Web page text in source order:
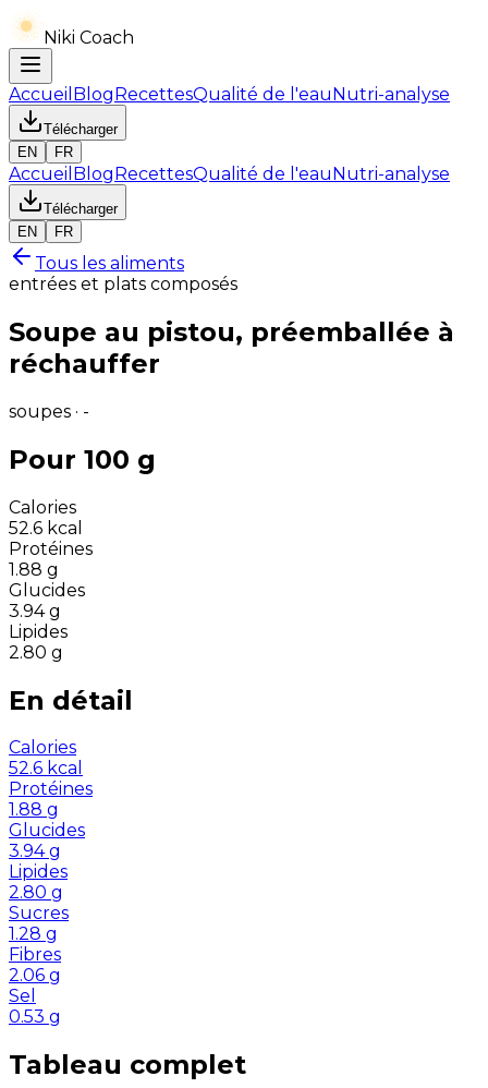
Niki Coach
Accueil BlogRecettesQualité de l'eauNutri-analyse
Télécharger
EN
FR
Accueil BlogRecettesQualité de l'eauNutri-analyse
Télécharger
EN
FR
Tous les aliments
entrées et plats composés
Soupe au pistou, préemballée à
réchauffer
soupes · -
Pour 100 g
Calories
52.6 kcal
Protéines
1.88 g
Glucides
3.94 g
Lipides
2.80 g
En détail
Calories
52.6 kcal
Protéines
1.88 g
Glucides
3.94 g
Lipides
2.80 g
Sucres
1.28 g
Fibres
2.06 g
Sel
0.53 g
Tableau complet